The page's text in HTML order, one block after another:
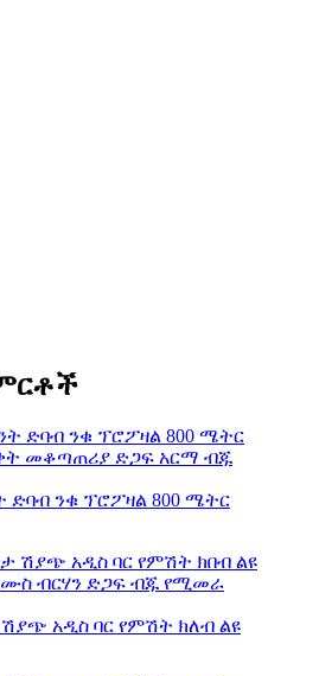
ድባብ ንቁ ፕሮፖዛል 800 ሜትር
አዲስ ባር የምሽት ክለብ ልዩ